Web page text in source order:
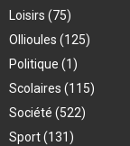
Loisirs (75)
Ollioules (125)
Politique (1)
Scolaires (115)
Société (522)
Sport(131)